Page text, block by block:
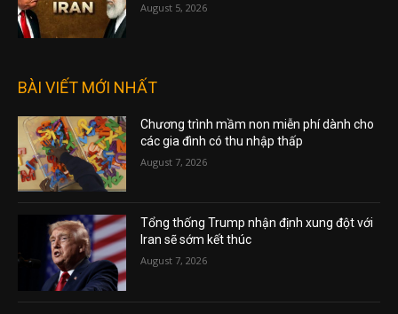
August 5, 2026
BÀI VIẾT MỚI NHẤT
Chương trình mầm non miễn phí dành cho
các gia đình có thu nhập thấp
August 7, 2026
Tổng thống Trump nhận định xung đột với
Iran sẽ sớm kết thúc
August 7, 2026